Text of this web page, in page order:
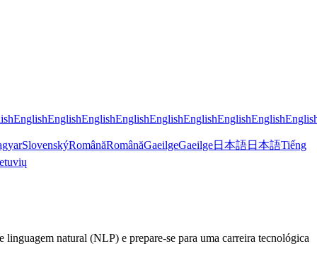
EnglishEnglishEnglishEnglishEnglishEnglishEnglishEnglish
SlovenskýRomânăRomânăGaeilgeGaeilge日本語日本語Tiếng
natural (NLP) e prepare-se para uma carreira tecnológica